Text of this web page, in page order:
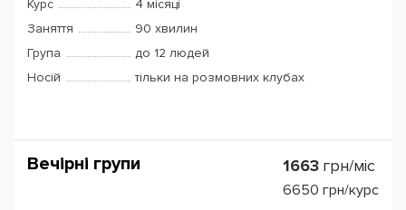
Курс
4 місяці
Заняття
90 хвилин
Група
до 12 людей
Носій
тільки на розмовних клубах
Вечірні групи 1663 грн/міс
6650 грн/курс